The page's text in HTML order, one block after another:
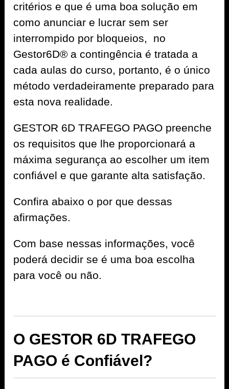
critérios e que é uma boa solução em
como anunciar e lucrar sem ser
interrompido por bloqueios, no
Gestor6D® a contingência é tratada a
cada aulas do curso, portanto, é o único
método verdadeiramente preparado para
esta nova realidade.
GESTOR 6D TRAFEGO PAGO preenche
os requisitos que lhe proporcionará a
máxima segurança ao escolher um item
confiável e que garante alta satisfação.
Confira abaixo o por que dessas
afirmações.
Com base nessas informações, você
poderá decidir se é uma boa escolha
para você ou não.
O GESTOR 6D TRAFEGO
PAGO é Confiável?